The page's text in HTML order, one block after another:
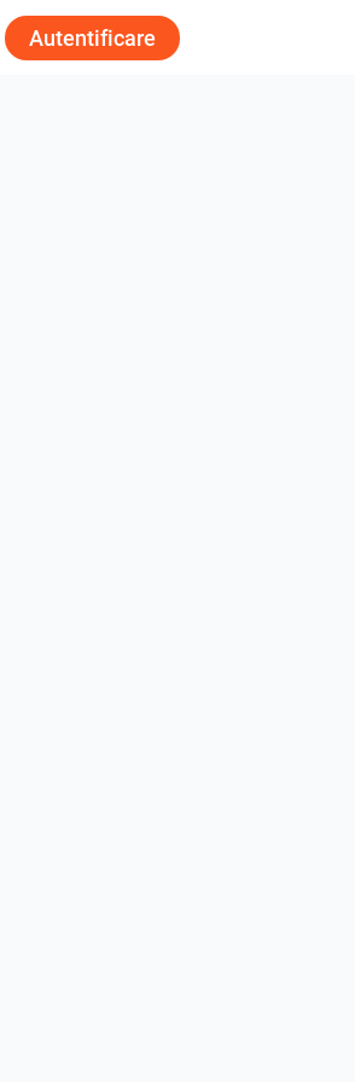
Autentificare